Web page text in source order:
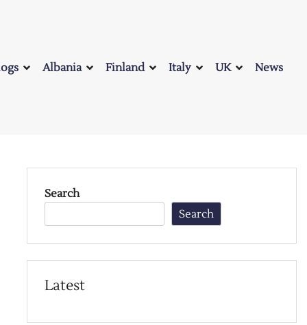
Albania Finland Italy UK News
Search
Search
Latest